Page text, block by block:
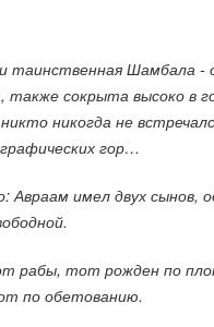
таинственная Шамбала -
также сокрыта высоко в
никогда не
гор…
Авраам имел двух сынов,
рабы, тот рожден по
по обетованию.